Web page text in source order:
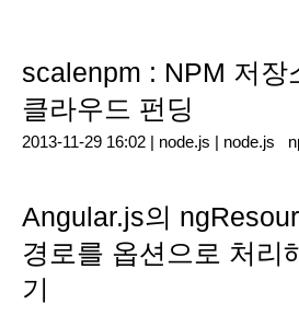
scalenpm : NPM 저장
클라우드 펀딩
2013-11-29 16:02 | node.js | node.js
Angular.js의
경로를 옵션으로 처리
기